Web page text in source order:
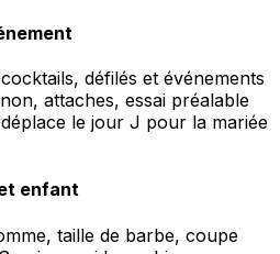
défilés et événements
attaches, essai préalable
le jour J pour la mariée
enfant
taille de barbe, coupe